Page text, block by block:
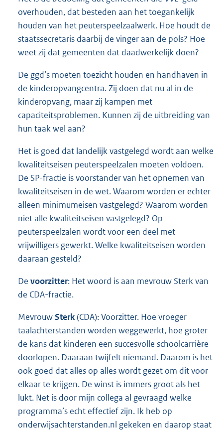
overhouden, dat besteden aan het toegankelijk
houden van het peuterspeelzaalwerk. Hoe houdt de
staatssecretaris daarbij de vinger aan de pols? Hoe
weet zij dat gemeenten dat daadwerkelijk doen?
De ggd’s moeten toezicht houden en handhaven in
de kinderopvangcentra. Zij doen dat nu al in de
kinderopvang, maar zij kampen met
capaciteitsproblemen. Kunnen zij de uitbreiding van
hun taak wel aan?
Het is goed dat landelijk vastgelegd wordt aan welke
kwaliteitseisen peuterspeelzalen moeten voldoen.
De SP-fractie is voorstander van het opnemen van
kwaliteitseisen in de wet. Waarom worden er echter
alleen minimumeisen vastgelegd? Waarom worden
niet alle kwaliteitseisen vastgelegd? Op
peuterspeelzalen wordt voor een deel met
vrijwilligers gewerkt. Welke kwaliteitseisen worden
daaraan gesteld?
De voorzitter: Het woord is aan mevrouw Sterk van
de CDA-fractie.
MevrouwSterk(CDA): Voorzitter. Hoe vroeger
taalachterstanden worden weggewerkt, hoe groter
de kans dat kinderen een succesvolle schoolcarrière
doorlopen. Daaraan twijfelt niemand. Daarom is het
ook goed dat alles op alles wordt gezet om dit voor
elkaar te krijgen. De winst is immers groot als het
lukt. Net is door mijn collega al gevraagd welke
programma’s echt effectief zijn. Ik heb op
onderwijsachterstanden.nl gekeken en daarop staat